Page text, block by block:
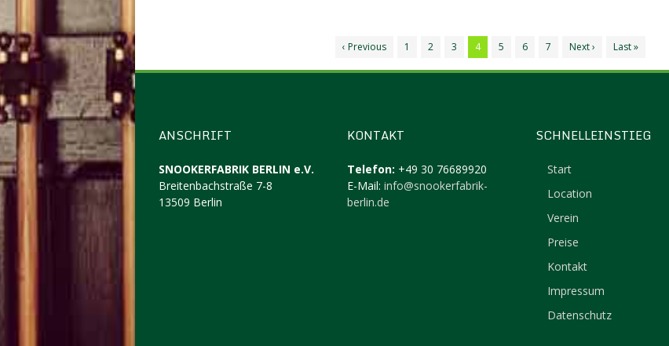
‹ Previous 1 2 3 4 5 6 7 Next › Last »
ANSCHRIFT
SNOOKERFABRIK BERLIN e.V.
Breitenbachstraße 7-8
13509 Berlin
KONTAKT
Telefon: +49 30 76689920
E-Mail: info@snookerfabrik-
berlin.de
SCHNELLEINSTIEG
Start
Location
Verein
Preise
Kontakt
Impressum
Datenschutz